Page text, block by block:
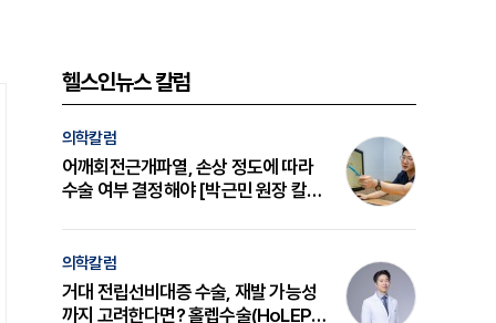
헬스인뉴스 칼럼
의학칼럼
어깨회전근개파열, 손상 정도에 따라
수술 여부 결정해야 [박근민 원장 칼
의학칼럼
거대 전립선비대증 수술, 재발 가능성
까지 고려한다면? 홀렙수술(HoLEP)